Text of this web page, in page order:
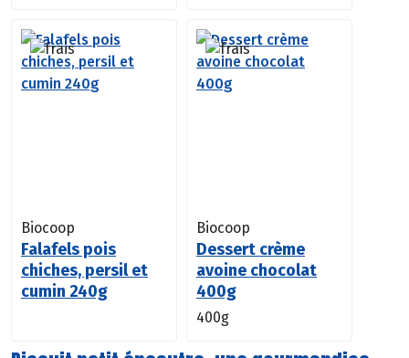
Biocoop
Falafels pois
chiches, persil et
cumin 240g
Biocoop
Dessert crème
avoine chocolat
400g
400g